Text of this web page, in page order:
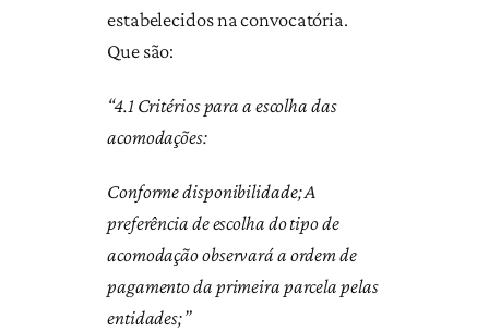
estabelecidos na convocatória.
Que são:
“4.1 Critérios para a escolha das
acomodações:
Conforme disponibilidade; A
preferência de escolha do tipo de
acomodação observará a ordem de
pagamento da primeira parcela pelas
entidades;”